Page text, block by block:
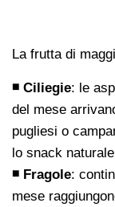
La frutta di
◾ Ciliegie: le
del mese
pugliesi o
lo snack
◾ Fragole:
mese